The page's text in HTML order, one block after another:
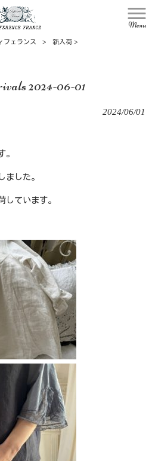
Menu
フェランス > 新入荷 >
2024-06-01
2024/06/01
した。
ています。